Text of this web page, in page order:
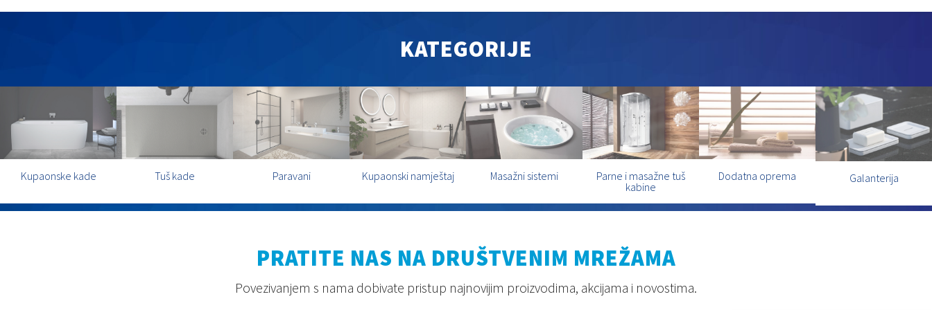
KATEGORIJE
Kupaonske kade Tuš kade Paravani Kupaonski namještaj Masažni sistemi
Parne i masažne tuš
kabine
Dodatna oprema Galanterija
PRATITE NAS NA DRUŠTVENIM MREŽAMA
Povezivanjem s nama dobivate pristup najnovijim proizvodima, akcijama i novostima.